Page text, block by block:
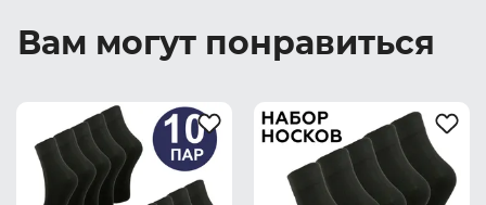
Вам могут понравиться